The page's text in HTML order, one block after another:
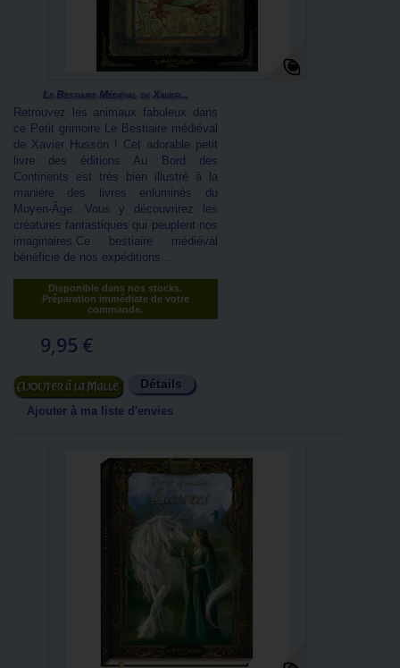
Le Bestiaire Médiéval de Xavier...
Retrouvez les animaux fabuleux dans
ce Petit grimoire Le Bestiaire médiéval
de Xavier Hussön ! Cet adorable petit
livre des éditions Au Bord des
Continents est très bien illustré à la
manière des livres enluminés du
Moyen-Âge. Vous y découvrirez les
créatures fantastiques qui peuplent nos
imaginaires.Ce bestiaire médiéval
bénéficie de nos expéditions...
Disponible dans nos stocks.
Préparation immédiate de votre
commande.
9,95 €
Ajouter au panier Détails
Ajouter à ma liste d'envies